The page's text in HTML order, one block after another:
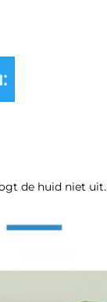
de huid niet uit.